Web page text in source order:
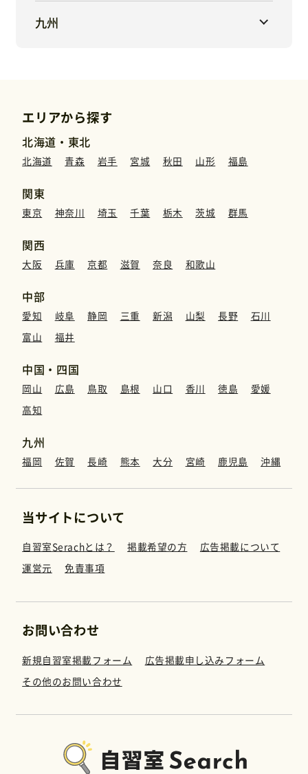
九州
エリアから探す
北海道・東北
北海道 青森 岩手 宮城 秋田 山形 福島
関東
東京 神奈川 埼玉 千葉 栃木 茨城 群馬
関西
大阪 兵庫 京都 滋賀 奈良 和歌山
中部
愛知 岐阜 静岡 三重 新潟 山梨 長野
石川
富山
福井
中国・四国
岡山 広島 鳥取 島根 山口 香川 徳島
愛媛
高知
九州
福岡 佐賀 長崎 熊本 大分 宮崎 鹿児島 沖縄
当サイトについて
自習室Serachとは？ 掲載希望の方
広告掲載について
運営元
免責事項
お問い合わせ
新規自習室掲載フォーム
広告掲載申し込みフォーム
その他のお問い合わせ